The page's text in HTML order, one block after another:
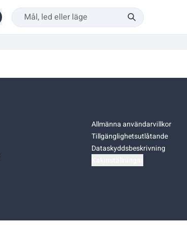
Allmänna användarvillkor
Tillgänglighetsutlåtande
Dataskyddsbeskrivning